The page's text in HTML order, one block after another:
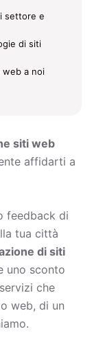
settore e
di siti
web a noi
siti web
affidarti a
feedback di
tua città
di siti
uno sconto
che
web, di un